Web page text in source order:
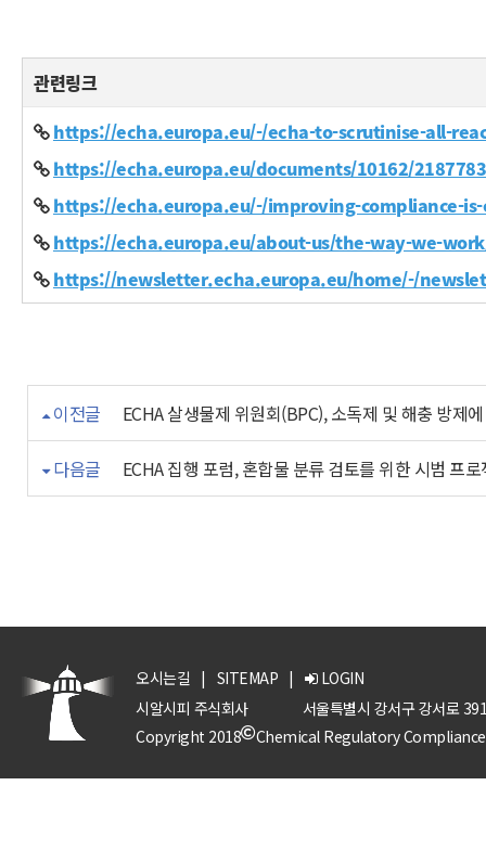
관련링크
https://echa.europa.eu/-/echa-to-scrutinise-all-
https://echa.europa.eu/documents/10162/
https://echa.europa.eu/-/improving-compliance-
https://echa.europa.eu/about-us/the-way-we-
https://newsletter.echa.europa.eu/home/-/
이전글 ECHA 살생물제 위원회(BPC), 소독제 및 해충 방제
다음글 ECHA 집행 포럼, 혼합물 분류 검토를 위한 시범 프
오시는길 | SITEMAP |
LOGIN
시알시피 주식회사
서울특별시 강서구 강서로
Copyright 2018
Chemical Regulatory